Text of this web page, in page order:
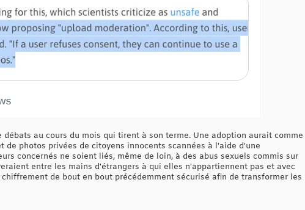
au cours du mois qui tirent à son terme. Une adoption aurait comme
photos privées de citoyens innocents scannées à l'aide d'une
concernés ne soient liés, même de loin, à des abus sexuels commis sur
entre les mains d'étrangers à qui elles n'appartiennent pas et avec
de bout en bout précédemment sécurisé afin de transformer les